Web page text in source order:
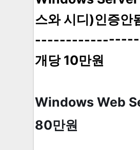
스와 시디)인증안
-----------------
개당 10만원
Windows Web
80만원